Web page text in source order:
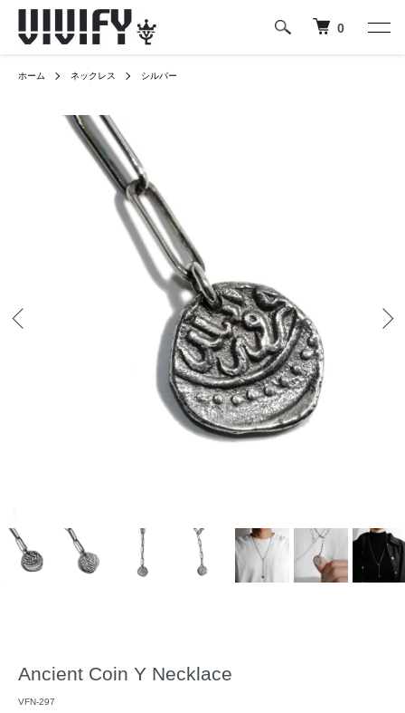
0
ホーム ネックレス シルバー
Ancient Coin Y Necklace
VFN-297